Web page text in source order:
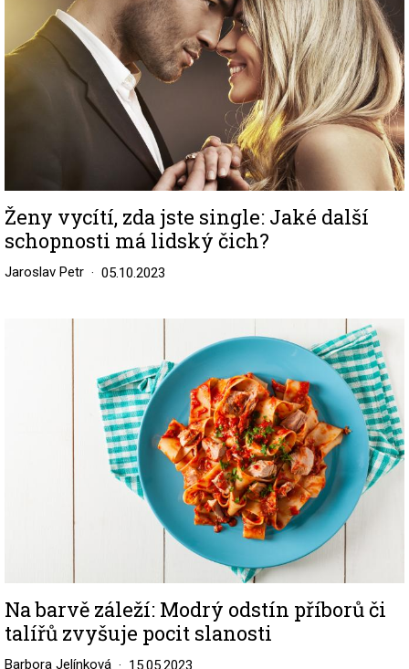
Ženy vycítí, zda jste single: Jaké další
schopnosti má lidský čich?
Jaroslav Petr 05.10.2023
Na barvě záleží: Modrý odstín příborů či
talířů zvyšuje pocit slanosti
Barbora Jelínková 15.05.2023